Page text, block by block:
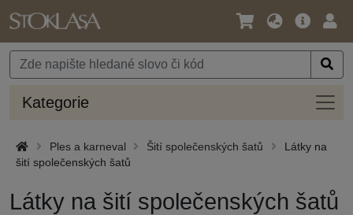
Jazyk
Měna
Hlavní
Kategorie
Ples a karneval Šití společenských šatů
Látky na
šití společenských šatů
Látky na šití společenských šatů